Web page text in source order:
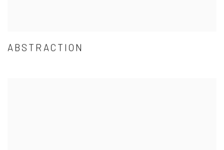
ABSTRACTION